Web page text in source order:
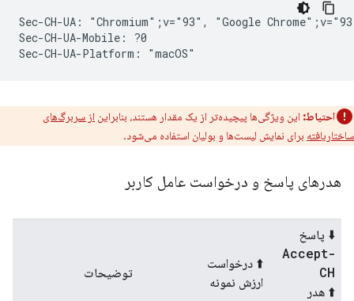
Sec-CH-UA: "Chromium";v="93", "Google
Sec-CH-UA-Mobile: ?0
احتیاط: این ویژگی‌ها پیچیده‌تر از یک مقدار هستند، بنابراین از سربرگ‌های
ساختاریافته برای نمایش لیست‌ها و بولیان استفاده می‌شود.
هدرهای پاسخ و درخواست عامل کاربر
⬇️ پاسخ
Accept-
CH
⬆️ هدر
⬆️ درخواست
ارزش نمونه
توضیحات